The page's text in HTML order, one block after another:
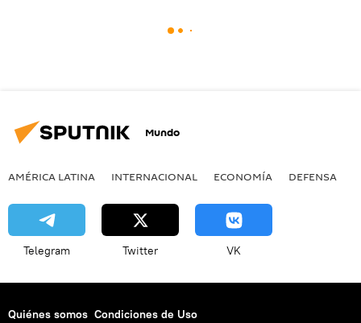
Mundo
AMÉRICA LATINA INTERNACIONAL ECONOMÍA DEFENSA
Telegram Twitter VK
Quiénes somos Condiciones de Uso